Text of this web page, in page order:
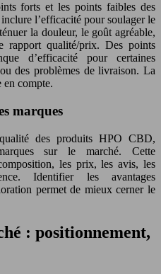
forts et les points faibles des
l’efficacité pour soulager le
la douleur, le goût agréable,
qualité/prix. Des points
d’efficacité pour certaines
des problèmes de livraison. La
en compte.
marques
des produits HPO CBD,
sur le marché. Cette
les prix, les avis, les
Identifier les avantages
permet de mieux cerner le
: positionnement,